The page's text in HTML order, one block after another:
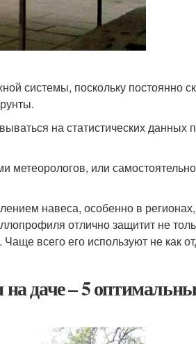
системы, поскольку постоянно
на статистических данных
метеорологов, или
навеса, особенно в
отлично защитит не
всего его используют не как
на даче – 5